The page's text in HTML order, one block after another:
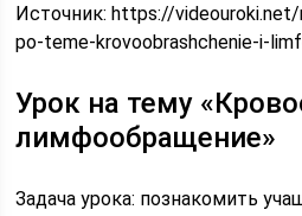
Источник:https://
po-teme-krovoobrashchenie-i-
Урок на тему
лимфообращение»
Задача урока: познакомить